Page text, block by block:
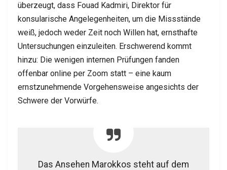
überzeugt, dass Fouad Kadmiri, Direktor für
konsularische Angelegenheiten, um die Missstände
weiß, jedoch weder Zeit noch Willen hat, ernsthafte
Untersuchungen einzuleiten. Erschwerend kommt
hinzu: Die wenigen internen Prüfungen fanden
offenbar online per Zoom statt – eine kaum
ernstzunehmende Vorgehensweise angesichts der
Schwere der Vorwürfe.
Das Ansehen Marokkos steht auf dem